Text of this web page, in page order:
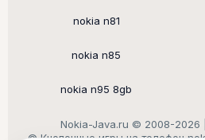
nokia n81
nokia n85
nokia n95 8gb
Nokia-Java.ru © 2008-2026 |